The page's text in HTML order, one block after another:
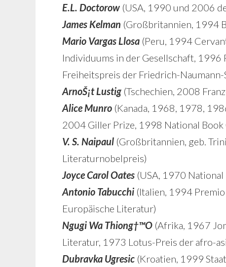
E.L. Doctorow (USA, 1990 und 2006
James Kelman (Großbritannien, 1994
Mario Vargas Llosa (Peru, 1994
Individuums in der Gesellschaft, 1996
Freiheitspreis der Friedrich-
ArnoŠ¡t Lustig (Tschechien, 2008
Alice Munro (Kanada, 1968, 1978,
2004 Giller Prize, 1998 National
V. S. Naipaul (Großbritannien, geb.
Literaturnobelpreis)
Joyce Carol Oates (USA, 1970
Antonio Tabucchi (Italien, 1994
Europäische Literatur)
Ngugi Wa Thiong†™O (Afrika, 1967
Literatur, 1973 Lotus-Preis der afro-
Dubravka Ugresic (Kroatien, 1999